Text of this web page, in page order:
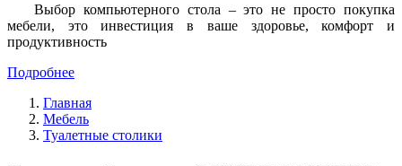
Выбор компьютерного стола – это не просто покупка
мебели, это инвестиция в ваше здоровье, комфорт и
продуктивность
Подробнее
Главная
Мебель
Туалетные столики